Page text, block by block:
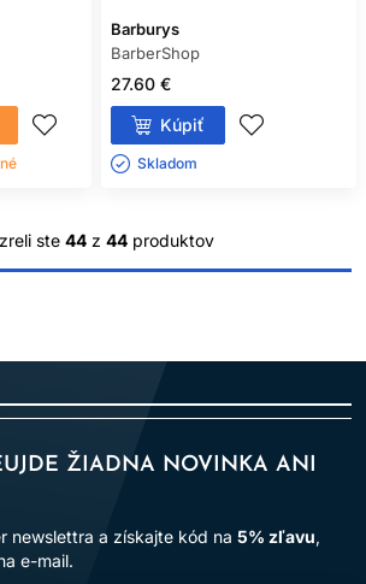
Barburys
BarberShop
27.60 €
Kúpiť
Skladom ㅤ
ste 44 z 44 produktov
ŽIADNA NOVINKA ANI
newslettra a získajte kód na 5% zľavu,
e-mail.